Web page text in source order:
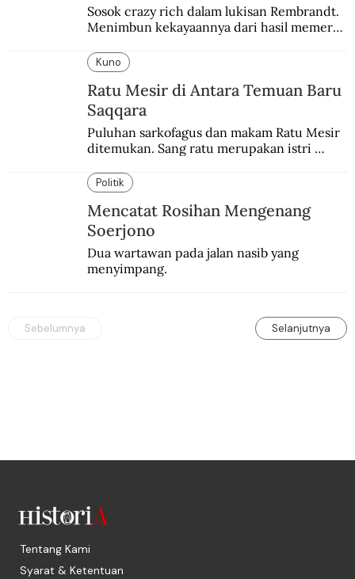
Sosok crazy rich dalam lukisan Rembrandt.
Menimbun kekayaannya dari hasil memeras
Kuno
Ratu Mesir di Antara Temuan Baru
Saqqara
Puluhan sarkofagus dan makam Ratu Mesir
ditemukan. Sang ratu merupakan istri
sebelumnya keberadaannya tak pernah
diketahui.
Politik
Mencatat Rosihan Mengenang
Soerjono
Dua wartawan pada jalan nasib yang
menyimpang.
Sebelumnya Selanjutnya
Tentang Kami
Syarat & Ketentuan